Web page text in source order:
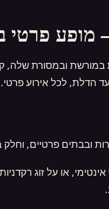
מופע פרטי
הדלת, לכל אירוע פרטי.
ובבתים פרטיים,
או על זוג